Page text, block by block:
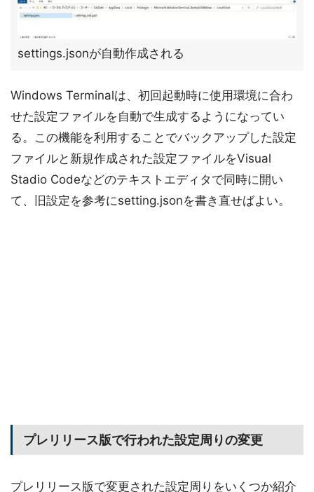
settings.jsonが自動作成される
Windows Terminalは、初回起動時に使用環境に合わ
せた設定ファイルを自動で生成するようになってい
る。この機能を利用することでバックアップした設定
ファイルと新規作成された設定ファイルをVisual
Stadio Codeなどのテキストエディタで同時に開い
て、旧設定を参考にsetting.jsonを書き直せばよい。
プレリリース版で行われた設定周りの変更
プレリリース版で変更された設定周りをいくつか紹介